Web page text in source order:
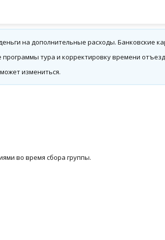
на дополнительные расходы. Банковские
тура и корректировку времени
измениться.
во время сбора группы.